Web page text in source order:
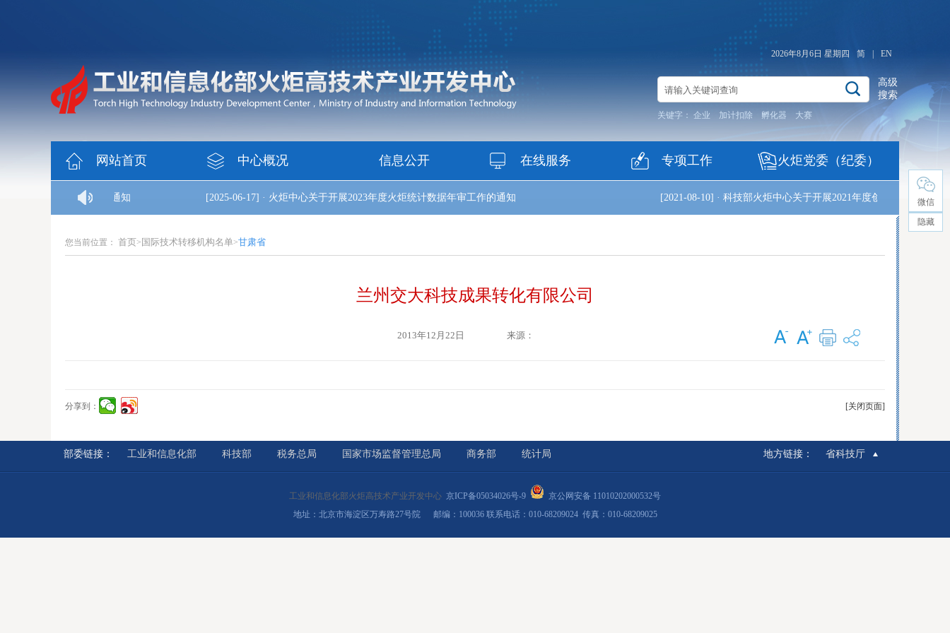
简 EN
2026年8月6日 星期四
高级
搜索
关键字： 企业 加计扣除 孵化器 大赛
网站首页 中心概况 信息公开 在线服务 专项工作 火炬党委（纪委）
炬统计数据年审工作的通知 [2025-06-17]·火炬中心关于开展2023年度火炬统计数据年审工作的通知 [2021-08-10]·科技部火炬中心关于开展2021年度创新型产业集群试
您当前位置： 首页> 国际技术转移机构名单>甘肃省
兰州交大科技成果转化有限公司
2013年12月22日 来源：
分享到： [关闭页面]
部委链接： 工业和信息化部 科技部 税务总局 国家市场监督管理总局 商务部 统计局 地方链接： 省科技厅
工业和信息化部火炬高技术产业开发中心 京ICP备05034026号-9
京公网安备 11010202000532号
地址：北京市海淀区万寿路27号院 邮编：100036 联系电话：010-68209024 传真：010-68209025
微信
隐藏